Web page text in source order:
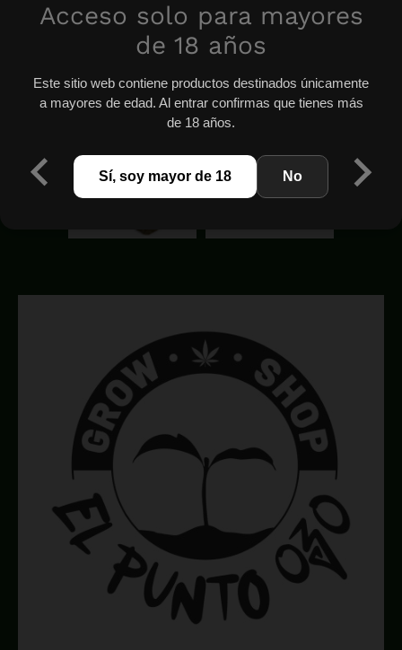
Acceso solo para mayores
de 18 años
Este sitio web contiene productos destinados únicamente
a mayores de edad. Al entrar confirmas que tienes más
de 18 años.
Sí, soy mayor de 18 No